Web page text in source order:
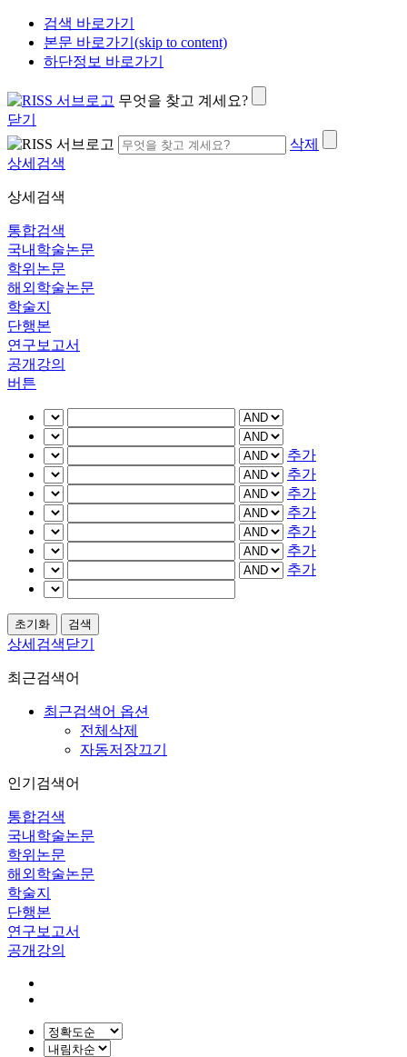
검색 바로가기
본문 바로가기(skip to content)
하단정보 바로가기
무엇을 찾고 계세요?
닫기
삭제
상세검색
상세검색
통합검색
국내학술논문
학위논문
해외학술논문
학술지
단행본
연구보고서
공개강의
버튼
추가
추가
추가
추가
추가
추가
추가
상세검색닫기
최근검색어
최근검색어 옵션
전체삭제
자동저장끄기
인기검색어
통합검색
국내학술논문
학위논문
해외학술논문
학술지
단행본
연구보고서
공개강의